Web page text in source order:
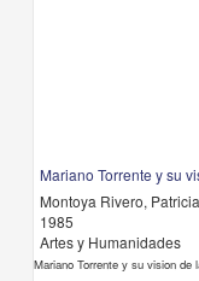
Mariano Torrente y su
Montoya Rivero,
1985
Artes y Humanidades
Mariano Torrente y su vision de